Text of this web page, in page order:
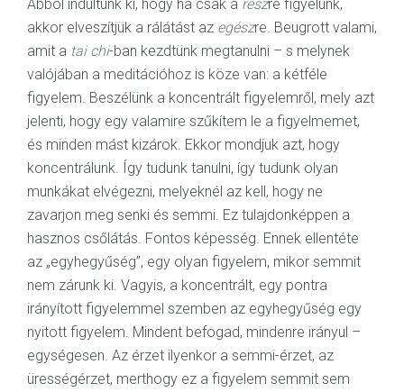
Abból indultunk ki, hogy ha csak a részre figyelünk,
akkor elveszítjük a rálátást az egészre. Beugrott valami,
amit a tai chi-ban kezdtünk megtanulni – s melynek
valójában a meditációhoz is köze van: a kétféle
figyelem. Beszélünk a koncentrált figyelemről, mely azt
jelenti, hogy egy valamire szűkítem le a figyelmemet,
és minden mást kizárok. Ekkor mondjuk azt, hogy
koncentrálunk. Így tudunk tanulni, így tudunk olyan
munkákat elvégezni, melyeknél az kell, hogy ne
zavarjon meg senki és semmi. Ez tulajdonképpen a
hasznos csőlátás. Fontos képesség. Ennek ellentéte
az „egyhegyűség”, egy olyan figyelem, mikor semmit
nem zárunk ki. Vagyis, a koncentrált, egy pontra
irányított figyelemmel szemben az egyhegyűség egy
nyitott figyelem. Mindent befogad, mindenre irányul –
egységesen. Az érzet ilyenkor a semmi-érzet, az
ürességérzet, merthogy ez a figyelem semmit sem